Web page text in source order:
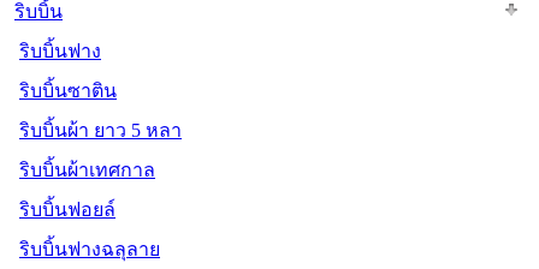
ริบบิ้น
ริบบิ้นฟาง
ริบบิ้นซาติน
ริบบิ้นผ้า ยาว 5 หลา
ริบบิ้นผ้าเทศกาล
ริบบิ้นฟอยล์
ริบบิ้นฟางฉลุลาย